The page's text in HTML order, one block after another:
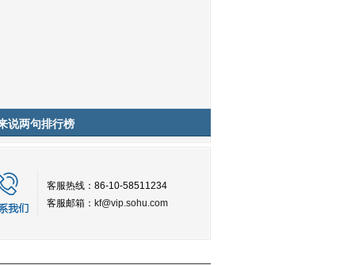
说两句排行榜
客服热线：86-10-58511234
客服邮箱： kf@vip.sohu.com